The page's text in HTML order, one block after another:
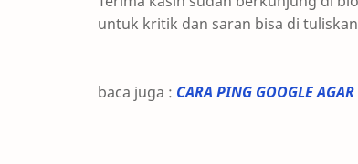
untuk kritik dan saran bisa di
baca juga : CARA PING GOOGLE